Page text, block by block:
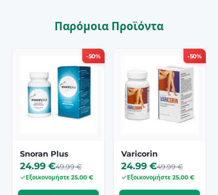
Παρόμοια Προϊόντα
-50%
Snoran Plus
24.99 €49.99 €
Εξοικονομήστε 25.00 €
-50%
Varicorin
24.99 €49.99 €
Εξοικονομήστε 25.00 €